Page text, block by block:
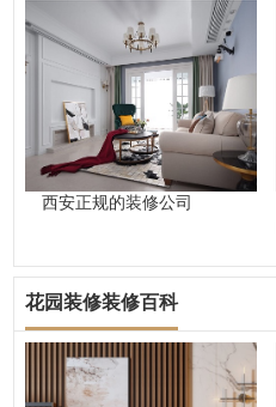
西安正规的装修公司
花园装修装修百科